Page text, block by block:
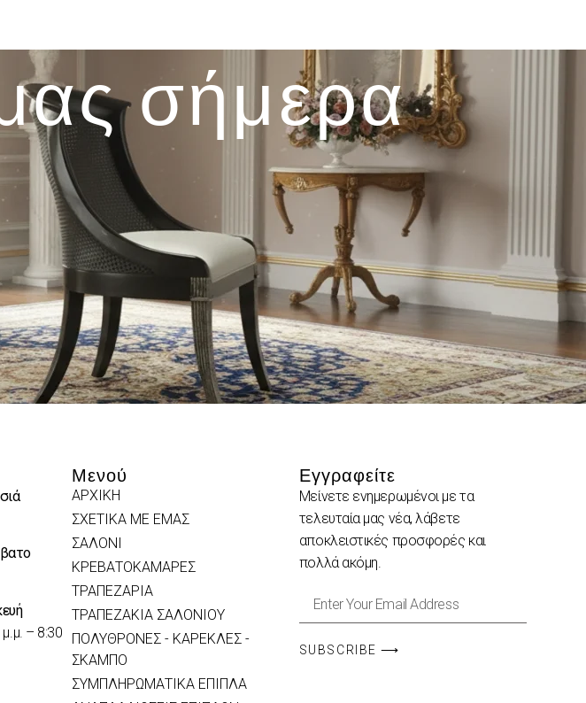
σήμερα
– 8:30
Μενού
ΑΡΧΙΚΗ
ΣΧΕΤΙΚΑ ΜΕ ΕΜΑΣ
ΣΑΛΟΝΙ
ΚΡΕΒΑΤΟΚΑΜΑΡΕΣ
ΤΡΑΠΕΖΑΡΙΑ
ΤΡΑΠΕΖΑΚΙΑ ΣΑΛΟΝΙΟΥ
ΠΟΛΥΘΡΟΝΕΣ - ΚΑΡΕΚΛΕΣ -
ΣΚΑΜΠΟ
ΣΥΜΠΛΗΡΩΜΑΤΙΚΑ ΕΠΙΠΛΑ
Εγγραφείτε
Μείνετε ενημερωμένοι με τα
τελευταία μας νέα, λάβετε
αποκλειστικές προσφορές και
πολλά ακόμη.
SUBSCRIBE ⟶